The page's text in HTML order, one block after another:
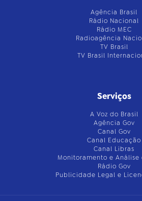
Agência Brasil
Rádio Nacional
Rádio MEC
Radioagência
TV Brasil
TV Brasil
Serviços
A Voz do Brasil
Agência Gov
Canal Gov
Canal Educação
Canal Libras
Monitoramento e Análise
Rádio Gov
Publicidade Legal e